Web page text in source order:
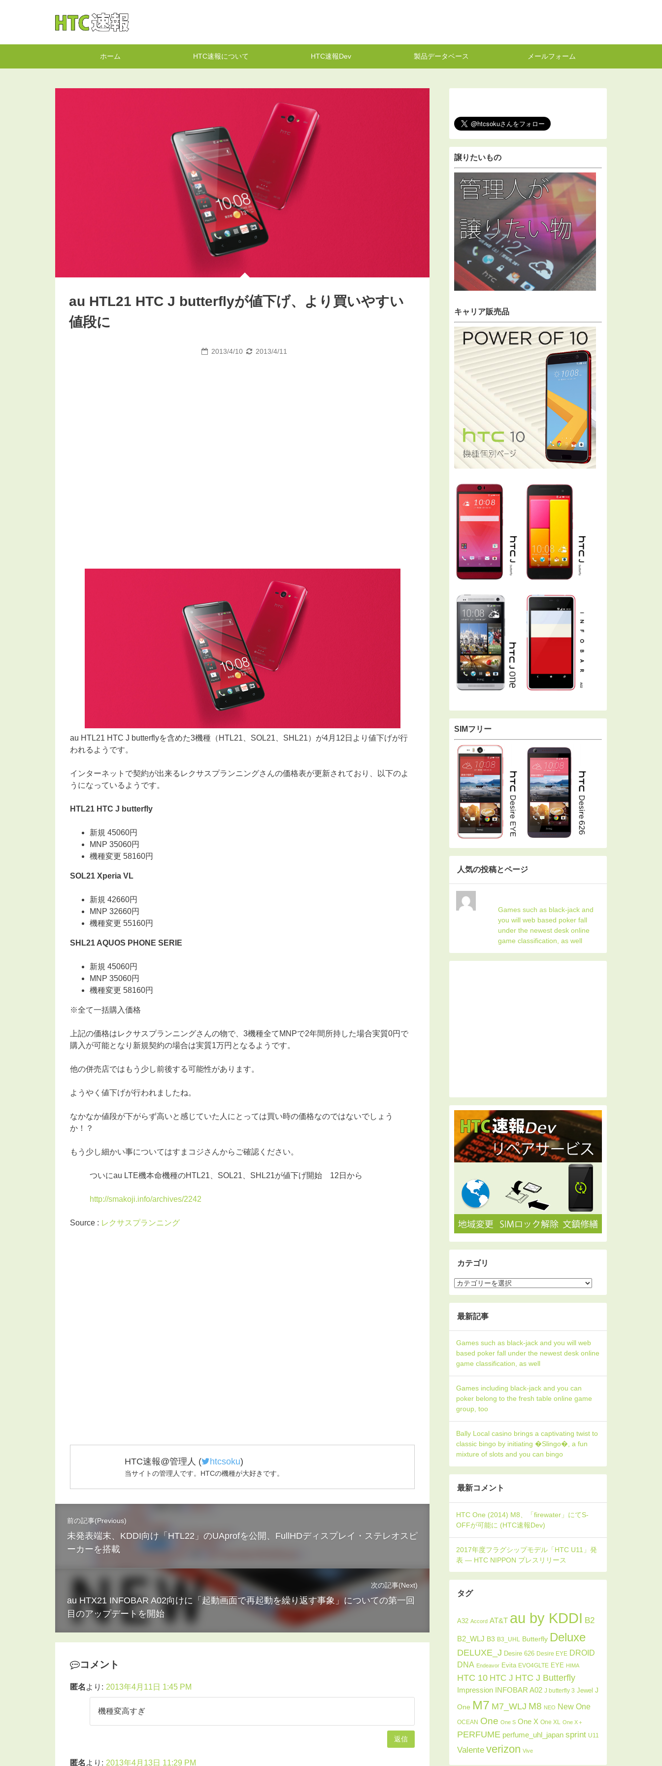
ホーム HTC速報について HTC速報Dev 製品データベース メールフォーム
au HTL21 HTC J butterflyが値下げ、より買いやすい
値段に
2013/4/10 2013/4/11
au HTL21 HTC J butterflyを含めた3機種（HTL21、SOL21、SHL21）が4月12日より値下げが行
われるようです。
インターネットで契約が出来るレクサスプランニングさんの価格表が更新されており、以下のよ
うになっているようです。
HTL21 HTC J butterfly
新規 45060円
MNP 35060円
機種変更 58160円
SOL21 Xperia VL
新規 42660円
MNP 32660円
機種変更 55160円
SHL21 AQUOS PHONE SERIE
新規 45060円
MNP 35060円
機種変更 58160円
※全て一括購入価格
上記の価格はレクサスプランニングさんの物で、3機種全てMNPで2年間所持した場合実質0円で
購入が可能となり新規契約の場合は実質1万円となるようです。
他の併売店ではもう少し前後する可能性があります。
ようやく値下げが行われましたね。
なかなか値段が下がらず高いと感じていた人にとっては買い時の価格なのではないでしょう
か！？
もう少し細かい事についてはすまコジさんからご確認ください。
ついにau LTE機本命機種のHTL21、SOL21、SHL21が値下げ開始 12日から
http://smakoji.info/archives/2242
Source : レクサスプランニング
HTC速報@管理人 ( htcsoku)
当サイトの管理人です。HTCの機種が大好きです。
前の記事(Previous)
未発表端末、KDDI向け「HTL22」のUAprofを公開、FullHDディスプレイ・ステレオスピ
ーカーを搭載
次の記事(Next)
au HTX21 INFOBAR A02向けに「起動画面で再起動を繰り返す事象」についての第一回
目のアップデートを開始
コメント
匿名 より: 2013年4月11日 1:45 PM
機種変高すぎ
返信
匿名 より: 2013年4月13日 11:29 PM
譲りたいもの
キャリア販売品
SIMフリー
人気の投稿とページ
Games such as black-jack and
you will web based poker fall
under the newest desk online
game classification, as well
カテゴリ
最新記事
Games such as black-jack and you will web
based poker fall under the newest desk online
game classification, as well
Games including black-jack and you can
poker belong to the fresh table online game
group, too
Bally Local casino brings a captivating twist to
classic bingo by initiating �Slingo�, a fun
mixture of slots and you can bingo
最新コメント
タグ
A32 Accord AT&T au by KDDI B2
B2_WLJ B3 B3_UHL Butterfly Deluxe
DELUXE_J Desire 626 Desire EYE DROID
DNA Endeavor Evita EVO4GLTE EYE HIMA
HTC 10 HTC J HTC J Butterfly
Impression INFOBAR A02 J butterfly 3 Jewel J
One M7 M7_WLJ M8 NEO New One
OCEAN One One S One X One XL One X＋
PERFUME perfume_uhl_japan sprint U11
Valente verizon Vive